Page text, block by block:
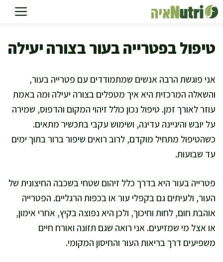
לדלג
לתוכן
טיפול בפטרייה בעור בצורה יעילה
אני פוגשת הרבה אנשים שמתמודדים עם פטרייה בעור,
והשאלה המרכזית היא איך מטפלים בצורה יעילה ומה באמת
עוזר לאורך זמן. טיפול נכון כולל זיהוי המקום והדפוס, שמירה
על יובש והיגיינה עדינה, ושימוש עקבי בתכשיר מתאים.
כשהטיפול מתחיל מוקדם, לרוב רואים שיפור ברור בתוך ימים
עד שבועות.
פטרייה בעור היא בדרך כלל זיהום שטחי בשכבה החיצונית של
העור, ולעיתים גם בקפלי עור או בכפות הרגליים. הפטרייה
אוהבת חום, לחות וחיכוך, ולכן היא נפוצה בקיץ, אחרי אימון,
או אצל מי שמזיעים. אני רואה שגם תזונה ואורח חיים
משפיעים דרך בריאות העור והחיסון המקומי.